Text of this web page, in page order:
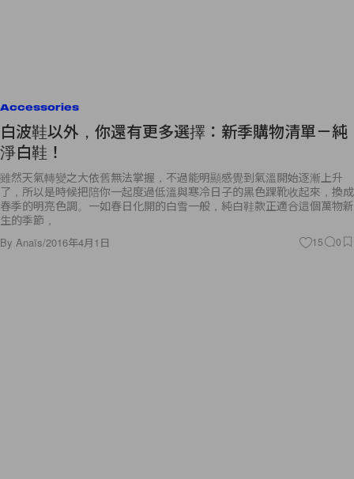
Accessories
白波鞋以外，你還有更多選擇：新季購物清單－純
淨白鞋！
雖然天氣轉變之大依舊無法掌握，不過能明顯感覺到氣溫開始逐漸上升
了，所以是時候把陪你一起度過低溫與寒冷日子的黑色踝靴收起來，換成
春季的明亮色調。一如春日化開的白雪一般，純白鞋款正適合這個萬物新
生的季節，
By Anaïs/2016年4月1日 15 0